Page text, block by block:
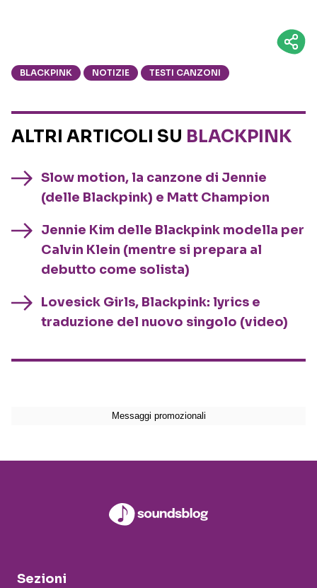
BLACKPINK NOTIZIE TESTI CANZONI
ALTRI ARTICOLI SU BLACKPINK
Slow motion, la canzone di Jennie
(delle Blackpink) e Matt Champion
Jennie Kim delle Blackpink modella per
Calvin Klein (mentre si prepara al
debutto come solista)
Lovesick Girls, Blackpink: lyrics e
traduzione del nuovo singolo (video)
Sezioni